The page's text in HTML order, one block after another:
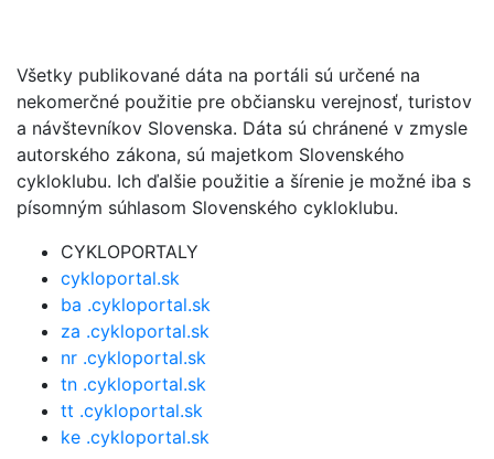
Všetky publikované dáta na portáli sú určené na
nekomerčné použitie pre občiansku verejnosť, turistov
a návštevníkov Slovenska. Dáta sú chránené v zmysle
autorského zákona, sú majetkom Slovenského
cykloklubu. Ich ďalšie použitie a šírenie je možné iba s
písomným súhlasom Slovenského cykloklubu.
CYKLOPORTALY
cykloportal.sk
ba .cykloportal.sk
za .cykloportal.sk
nr .cykloportal.sk
tn .cykloportal.sk
tt .cykloportal.sk
ke .cykloportal.sk